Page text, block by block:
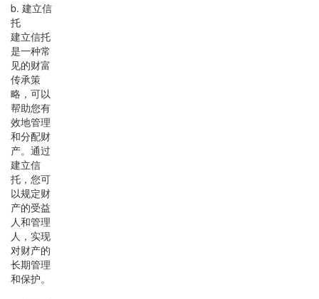
b. 建立信
托
建立信托
是一种常
见的财富
传承策
略，可以
帮助您有
效地管理
和分配财
产。通过
建立信
托，您可
以规定财
产的受益
人和管理
人，实现
对财产的
长期管理
和保护。